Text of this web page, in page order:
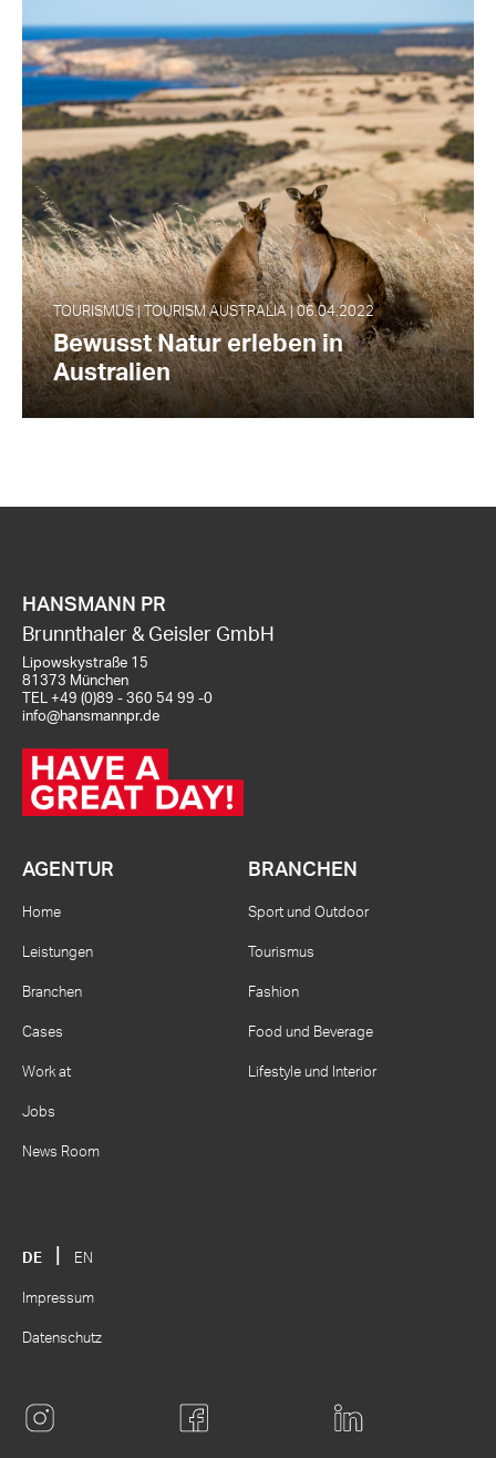
TOURISMUS | TOURISM AUSTRALIA | 06.04.2022
Bewusst Natur erleben in
Australien
HANSMANN PR
Brunnthaler & Geisler GmbH
Lipowskystraße 15
81373 München
TEL +49 (0)89 - 360 54 99 -0
info@hansmannpr.de
AGENTUR
Home
Leistungen
Branchen
Cases
Work at
Jobs
News Room
BRANCHEN
Sport und Outdoor
Tourismus
Fashion
Food und Beverage
Lifestyle und Interior
DE EN
Impressum
Datenschutz